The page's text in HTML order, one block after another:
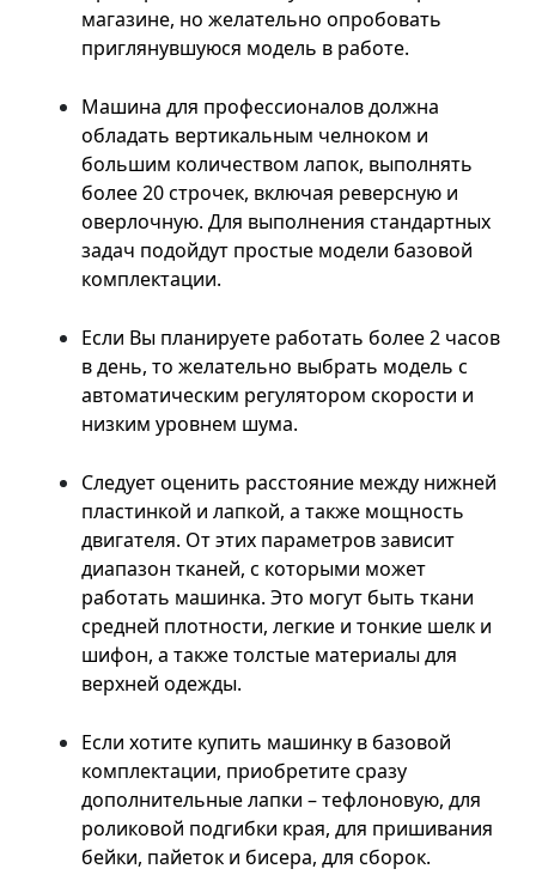
магазине, но желательно опробовать
приглянувшуюся модель в работе.
Машина для профессионалов должна
обладать вертикальным челноком и
большим количеством лапок, выполнять
более 20 строчек, включая реверсную и
оверлочную. Для выполнения стандартных
задач подойдут простые модели базовой
комплектации.
Если Вы планируете работать более 2 часов
в день, то желательно выбрать модель с
автоматическим регулятором скорости и
низким уровнем шума.
Следует оценить расстояние между нижней
пластинкой и лапкой, а также мощность
двигателя. От этих параметров зависит
диапазон тканей, с которыми может
работать машинка. Это могут быть ткани
средней плотности, легкие и тонкие шелк и
шифон, а также толстые материалы для
верхней одежды.
Если хотите купить машинку в базовой
комплектации, приобретите сразу
дополнительные лапки – тефлоновую, для
роликовой подгибки края, для пришивания
бейки, пайеток и бисера, для сборок.